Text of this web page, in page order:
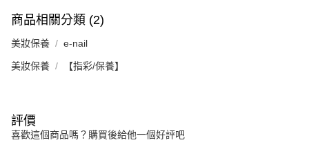
商品相關分類 (2)
美妝保養 e-nail
美妝保養 【指彩/保養】
評價
喜歡這個商品嗎？購買後給他一個好評吧